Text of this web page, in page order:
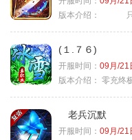
版本介绍：
只卖
(１.７６)
开服时间： 09月/21
版本介绍： 零充终
老兵沉默
开服时间： 09月/21